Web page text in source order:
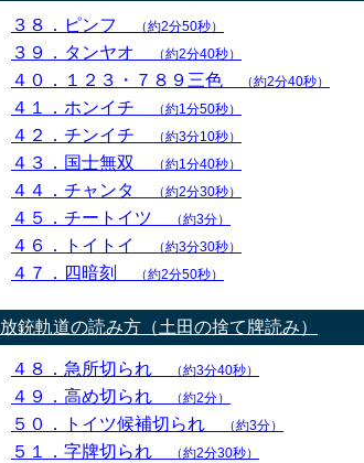
３８．ピンフ （約2分50秒）
３９．タンヤオ （約2分40秒）
４０．１２３・７８９三色 （約2分40秒）
４１．ホンイチ （約1分50秒）
４２．チンイチ （約3分10秒）
４３．国士無双 （約1分40秒）
４４．チャンタ （約2分30秒）
４５．チートイツ （約3分）
４６．トイトイ （約3分30秒）
４７．四暗刻 （約2分50秒）
放銃軌道の読み方（土田の捨て牌読み）
４８．急所切られ （約3分40秒）
４９．高め切られ （約2分）
５０．トイツ候補切られ （約3分）
５１．字牌切られ （約2分30秒）